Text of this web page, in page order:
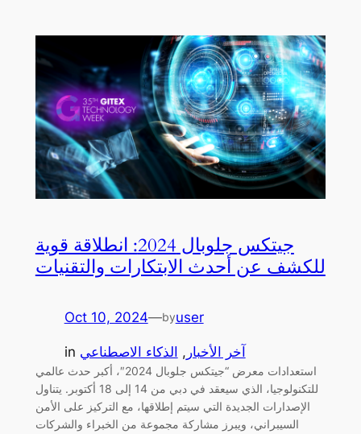
جيتكس جلوبال 2024: انطلاقة قوية
للكشف عن أحدث الابتكارات والتقنيات
Oct 10, 2024—byuser
in آخر الأخبار , الذكاء الاصطناعي
استعدادات معرض “جيتكس جلوبال 2024″، أكبر حدث عالمي
للتكنولوجيا، الذي سيعقد في دبي من 14 إلى 18 أكتوبر. يتناول
الإصدارات الجديدة التي سيتم إطلاقها، مع التركيز على الأمن
السيبراني، ويبرز مشاركة مجموعة من الخبراء والشركات